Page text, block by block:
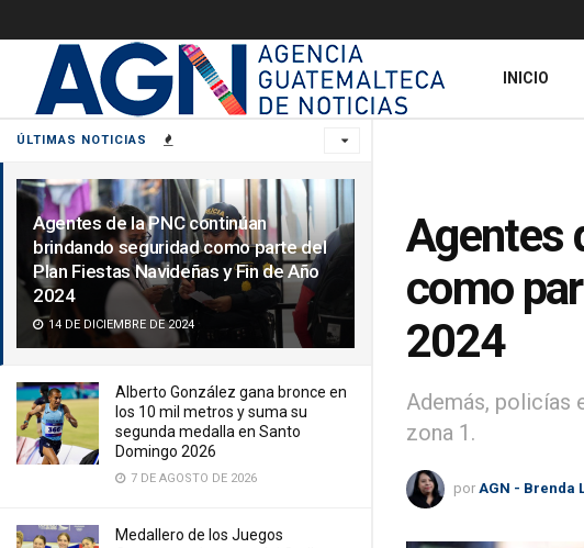
ÚLTIMAS NOTICIAS
Agentes de la PNC continúan
brindando seguridad como parte del
Plan Fiestas Navideñas y Fin de Año
2024
14 DE DICIEMBRE DE 2024
Alberto González gana bronce en
los 10 mil metros y suma su
segunda medalla en Santo
Domingo 2026
7 DE AGOSTO DE 2026
Medallero de los Juegos
INICIO
Agentes
como
2024
Además, policías
zona 1.
por AGN - Brenda